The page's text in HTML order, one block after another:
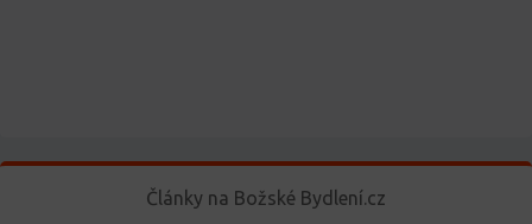
Články na Božské Bydlení.cz